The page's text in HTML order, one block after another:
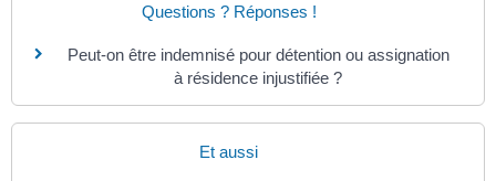
Questions ? Réponses !
Peut-on être indemnisé pour détention ou assignation
à résidence injustifiée ?
Et aussi